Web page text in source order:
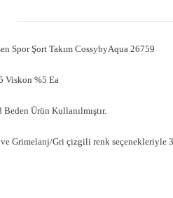
Spor Şort Takım CossybyAqua 26759
Viskon %5 Ea
Ürün Kullanılmıştır.
Grimelanj/Gri çizgili renk seçenekleriyle